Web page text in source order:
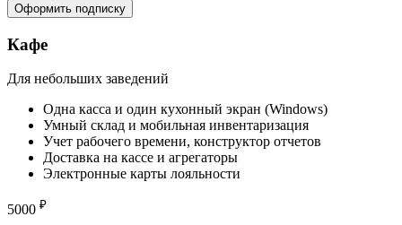
Оформить подписку
Кафе
Для небольших заведений
Одна касса и один кухонный экран (Windows)
Умный склад и мобильная инвентаризация
Учет рабочего времени, конструктор отчетов
Доставка на кассе и агрегаторы
Электронные карты лояльности
5000 ₽